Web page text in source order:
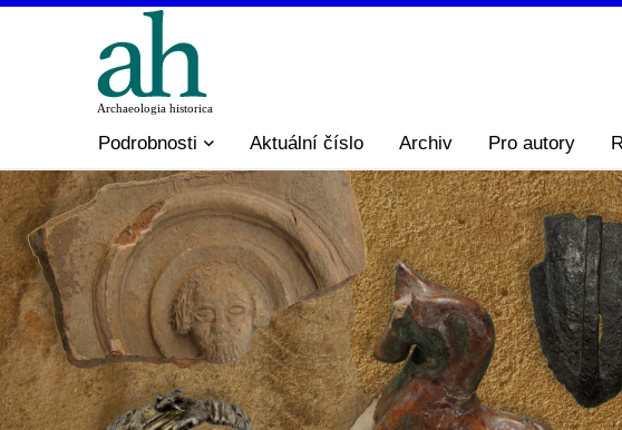
Podrobnosti Aktuální číslo Archiv Pro autory